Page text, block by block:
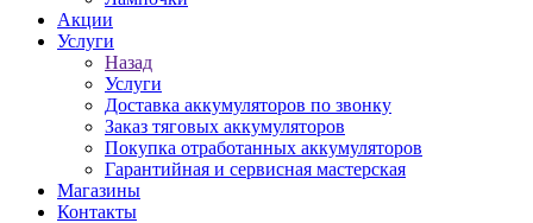
Акции
Услуги
Назад
Услуги
Доставка аккумуляторов по звонку
Заказ тяговых аккумуляторов
Покупка отработанных аккумуляторов
Гарантийная и сервисная мастерская
Магазины
Контакты